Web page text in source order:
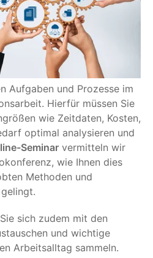
Aufgaben und Prozesse im
Hierfür müssen Sie
wie Zeitdaten, Kosten,
optimal analysieren und
Seminar vermitteln wir
wie Ihnen dies
Methoden und
sich zudem mit den
und wichtige
Arbeitsalltag sammeln.